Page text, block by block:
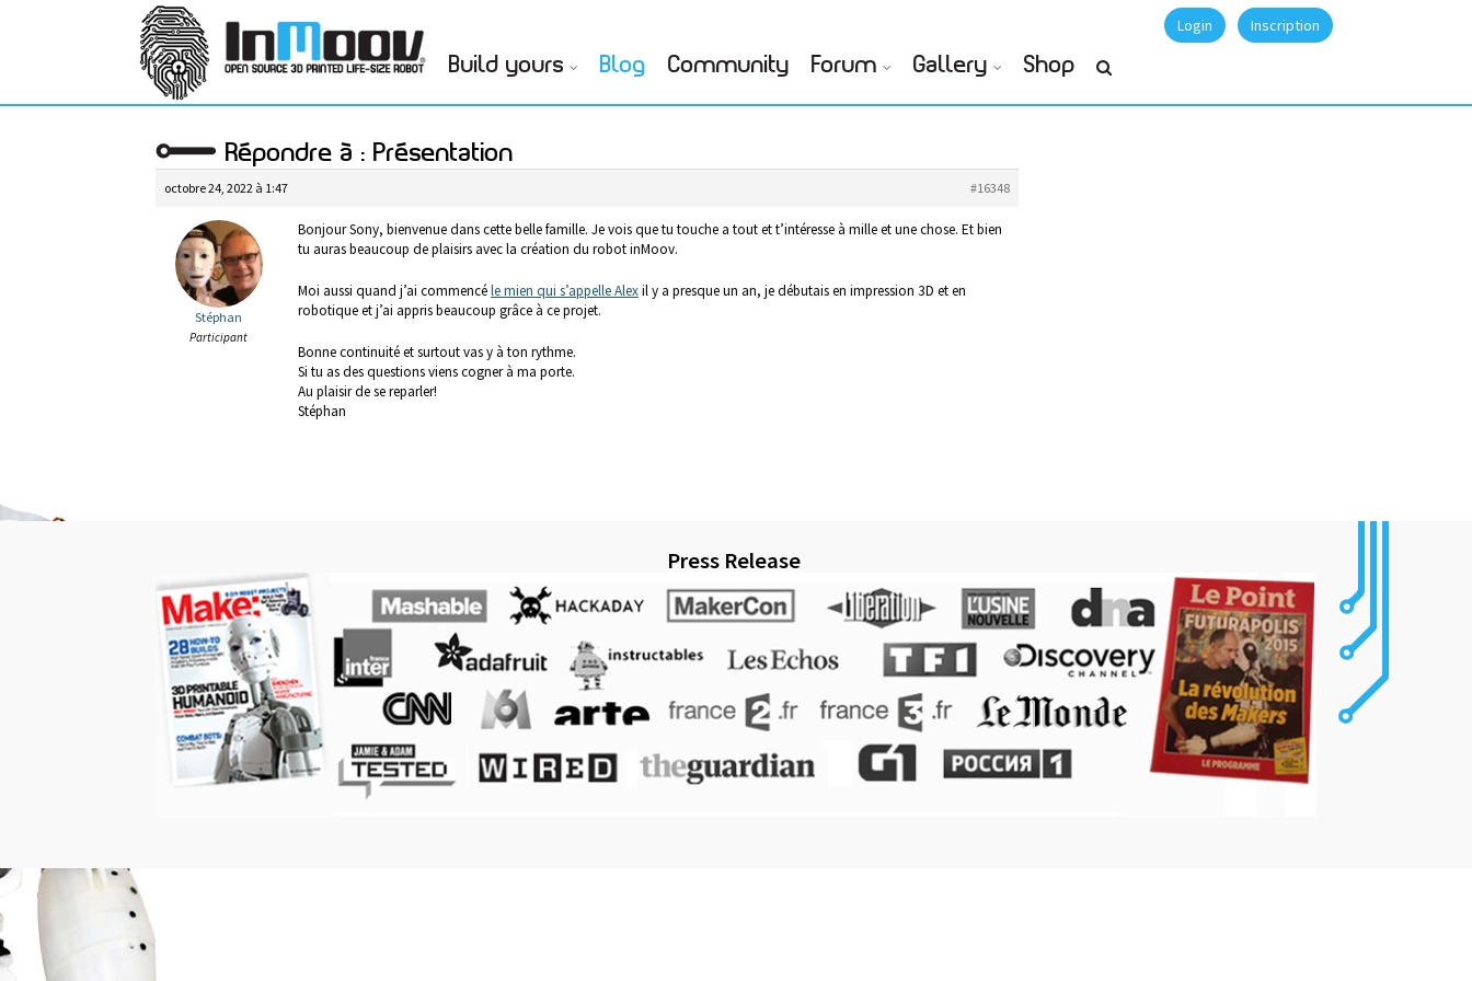
Login Inscription
Build yours Blog Community Forum Gallery Shop
Répondre à : Présentation
octobre 24, 2022 à 1:47 #16348
Stéphan
Participant
Bonjour Sony, bienvenue dans cette belle famille. Je vois que tu touche a tout et t’intéresse à mille et une chose. Et bien
tu auras beaucoup de plaisirs avec la création du robot inMoov.
Moi aussi quand j’ai commencéle mien qui s’appelle Alexil y a presque un an, je débutais en impression 3D et en
robotique et j’ai appris beaucoup grâce à ce projet.
Bonne continuité et surtout vas y à ton rythme.
Si tu as des questions viens cogner à ma porte.
Au plaisir de se reparler!
Stéphan
Press Release